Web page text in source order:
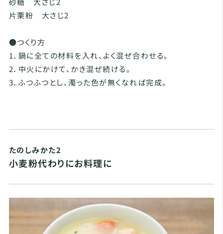
片栗粉 大さじ2
●つくり方
1．鍋に全ての材料を入れ、よく混ぜ合わせる。
2．中火にかけて、かき混ぜ続ける。
3．ふつふつとし、濁った色が無くなれば完成。
たのしみかた2
小麦粉代わりにお料理に